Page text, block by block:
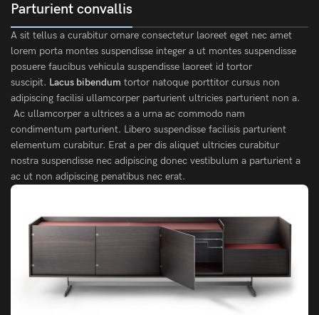
Parturient convallis
A sit tellus a curabitur ornare consectetur laoreet eget nec amet
lorem porta montes suspendisse integer a ut montes suspendisse
posuere faucibus vehicula suspendisse laoreet id tortor
suscipit. Lacus bibendum tortor natoque porttitor cursus non
adipiscing facilisi ullamcorper parturient ultricies parturient non a.
Ac ullamcorper a ultrices a a urna ac commodo nam
condimentum parturient. Libero suspendisse facilisis parturient
elementum curabitur. Erat a per dis aliquet ultricies curabitur
nostra suspendisse nec adipiscing donec vestibulum a parturient a
ac ut non adipiscing penatibus nec erat.